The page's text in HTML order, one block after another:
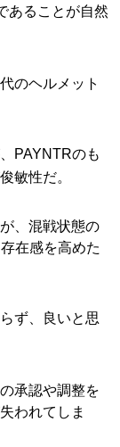
あることが自然
のヘルメット
PAYNTRのも
敏性だ。
、混戦状態の
在感を高めた
ず、良いと思
承認や調整を
われてしま